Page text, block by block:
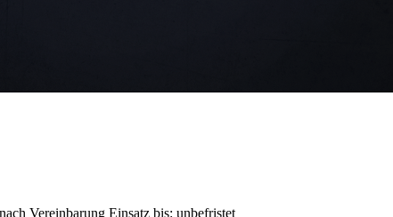
Vereinbarung Einsatz bis: unbefristet